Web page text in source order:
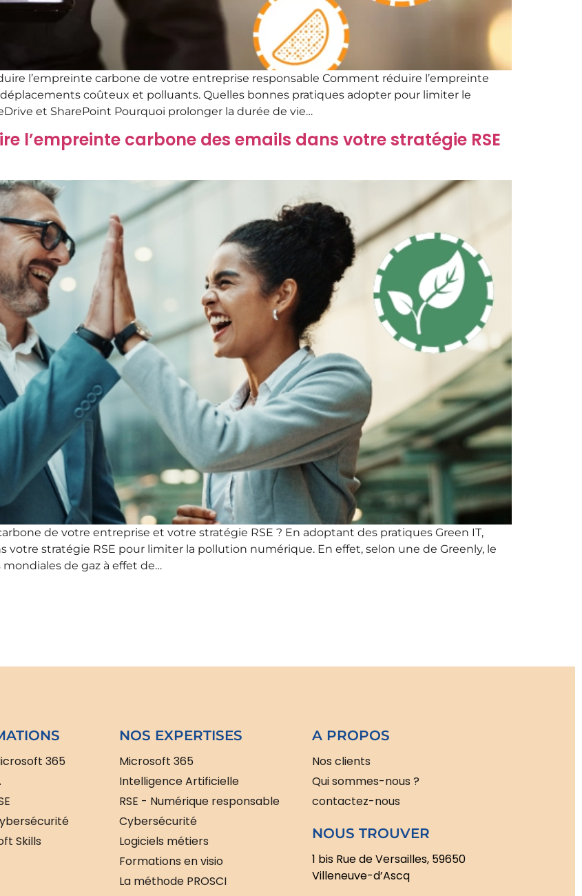
l’empreinte carbone de votre entreprise responsable Comment réduire l’empreinte
coûteux et polluants. Quelles bonnes pratiques adopter pour limiter le
et SharePoint Pourquoi prolonger la durée de vie…
l’empreinte carbone des emails dans votre stratégie RSE
de votre entreprise et votre stratégie RSE ? En adoptant des pratiques Green IT,
stratégie RSE pour limiter la pollution numérique. En effet, selon une de Greenly, le
de gaz à effet de…
365
Skills
NOS EXPERTISES
Microsoft 365
Intelligence Artificielle
RSE - Numérique responsable
Cybersécurité
Logiciels métiers
Formations en visio
La méthode PROSCI
A PROPOS
Nos clients
Qui sommes-nous ?
contactez-nous
NOUS TROUVER
1 bis Rue de Versailles, 59650
Villeneuve-d’Ascq